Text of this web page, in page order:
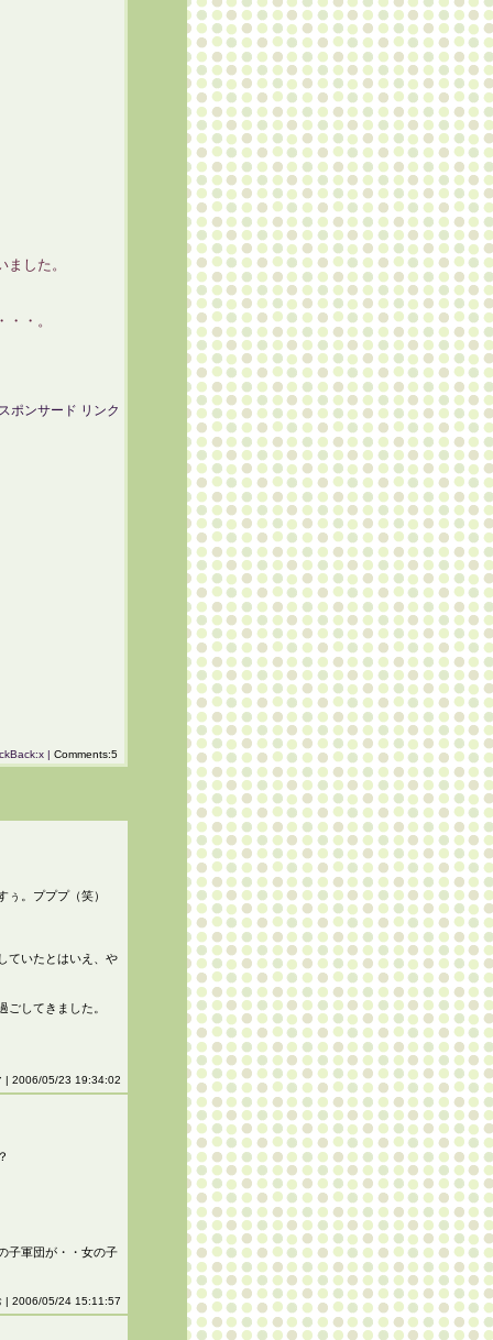
した。
・。
ポンサード リンク
| Comments:5
。プププ（笑）
ていたとはいえ、や
してきました。
| 2006/05/23 19:34:02
子軍団が・・女の子
| 2006/05/24 15:11:57